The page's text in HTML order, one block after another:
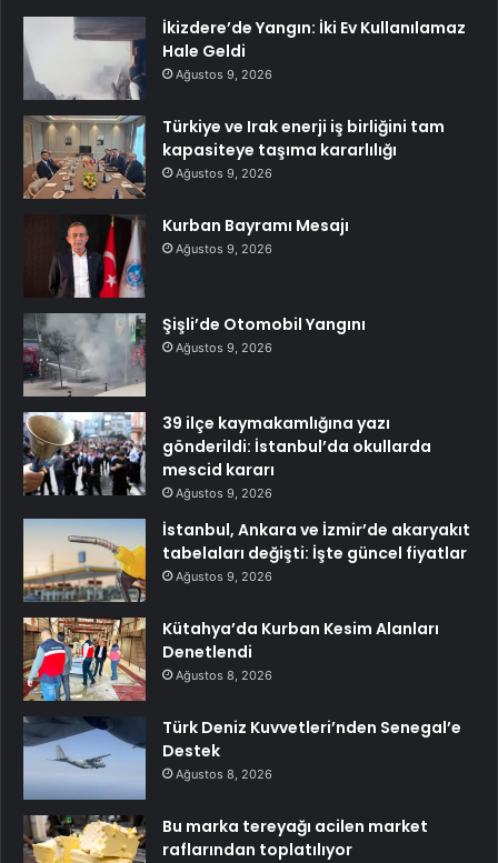
İkizdere’de Yangın: İki Ev Kullanılamaz
Hale Geldi
Ağustos 9, 2026
Türkiye ve Irak enerji iş birliğini tam
kapasiteye taşıma kararlılığı
Ağustos 9, 2026
Kurban Bayramı Mesajı
Ağustos 9, 2026
Şişli’de Otomobil Yangını
Ağustos 9, 2026
39 ilçe kaymakamlığına yazı
gönderildi: İstanbul’da okullarda
mescid kararı
Ağustos 9, 2026
İstanbul, Ankara ve İzmir’de akaryakıt
tabelaları değişti: İşte güncel fiyatlar
Ağustos 9, 2026
Kütahya’da Kurban Kesim Alanları
Denetlendi
Ağustos 8, 2026
Türk Deniz Kuvvetleri’nden Senegal’e
Destek
Ağustos 8, 2026
Bu marka tereyağı acilen market
raflarından toplatılıyor